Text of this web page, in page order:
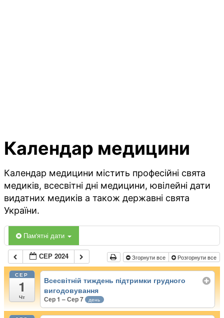
Календар медицини
Календар медицини містить професійні свята
медиків, всесвітні дні медицини, ювілейні дати
видатних медиків а також державні свята
України.
Пам'ятні дати
СЕР 2024 Згорнути все Розгорнути все
СЕР
1
Чт
Всесвітній тиждень підтримки грудного
вигодовування
Сер 1 – Сер 7 день